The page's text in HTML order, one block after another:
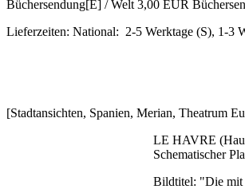
Büchersendung[E] / Welt 3,00 EUR
Lieferzeiten: National: 2-5 Werktage (S), 1-3
[Stadtansichten, Spanien, Merian, Theatrum
LE HAVRE
Schematischer
Bildtitel: "Die mit